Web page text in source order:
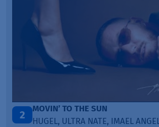
3
LEGENDARY LOVERS (SAVE ME)
KATY PERRY & CHIEF KEEF